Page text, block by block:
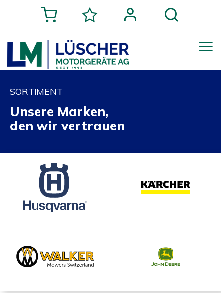
SORTIMENT
Unsere Marken,
den wir vertrauen